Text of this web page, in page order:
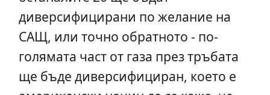
диверсифицирани по желание на
САЩ, или точно обратното - по-
голямата част от газа през тръбата
ще бъде диверсифициран, което е